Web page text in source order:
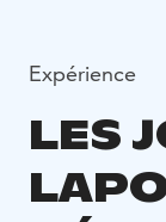
Expérience
LES